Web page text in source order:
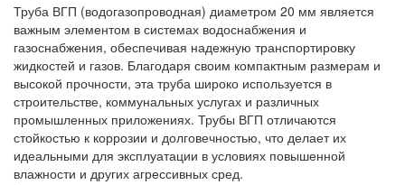
Труба ВГП (водогазопроводная) диаметром 20 мм является
важным элементом в системах водоснабжения и
газоснабжения, обеспечивая надежную транспортировку
жидкостей и газов. Благодаря своим компактным размерам и
высокой прочности, эта труба широко используется в
строительстве, коммунальных услугах и различных
промышленных приложениях. Трубы ВГП отличаются
стойкостью к коррозии и долговечностью, что делает их
идеальными для эксплуатации в условиях повышенной
влажности и других агрессивных сред.